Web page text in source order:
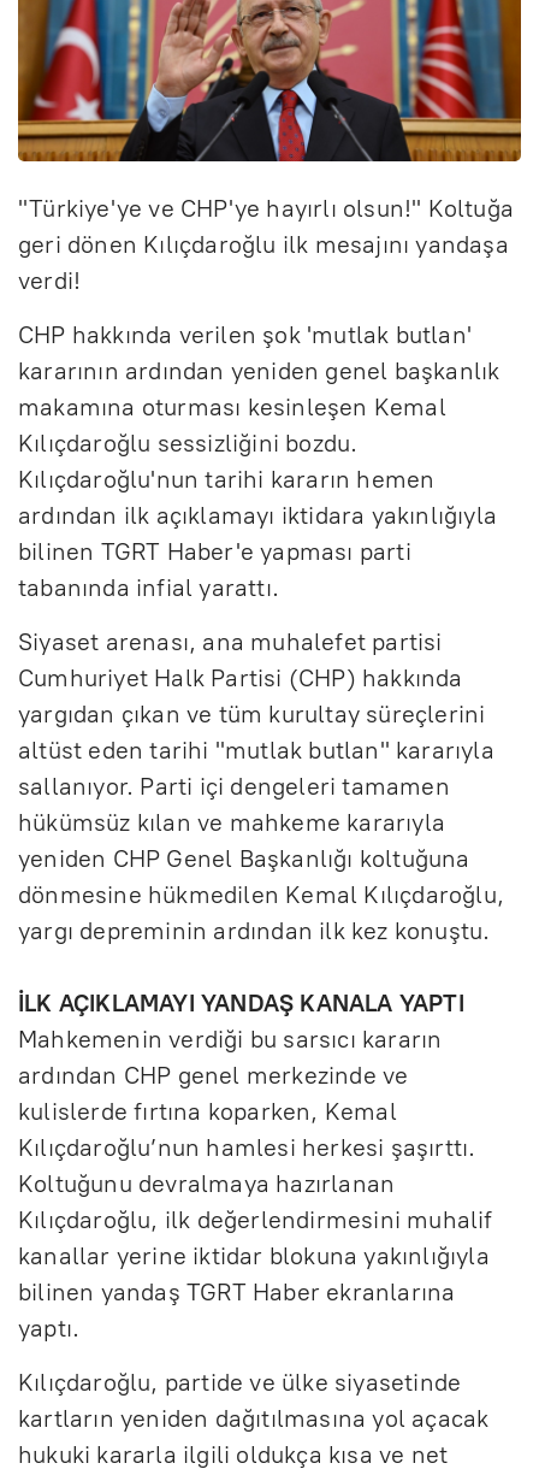
"Türkiye'ye ve CHP'ye hayırlı olsun!" Koltuğa
geri dönen Kılıçdaroğlu ilk mesajını yandaşa
verdi!
CHP hakkında verilen şok 'mutlak butlan'
kararının ardından yeniden genel başkanlık
makamına oturması kesinleşen Kemal
Kılıçdaroğlu sessizliğini bozdu.
Kılıçdaroğlu'nun tarihi kararın hemen
ardından ilk açıklamayı iktidara yakınlığıyla
bilinen TGRT Haber'e yapması parti
tabanında infial yarattı.
Siyaset arenası, ana muhalefet partisi
Cumhuriyet Halk Partisi (CHP) hakkında
yargıdan çıkan ve tüm kurultay süreçlerini
altüst eden tarihi "mutlak butlan" kararıyla
sallanıyor. Parti içi dengeleri tamamen
hükümsüz kılan ve mahkeme kararıyla
yeniden CHP Genel Başkanlığı koltuğuna
dönmesine hükmedilen Kemal Kılıçdaroğlu,
yargı depreminin ardından ilk kez konuştu.
İLK AÇIKLAMAYI YANDAŞ KANALA YAPTI
Mahkemenin verdiği bu sarsıcı kararın
ardından CHP genel merkezinde ve
kulislerde fırtına koparken, Kemal
Kılıçdaroğlu’nun hamlesi herkesi şaşırttı.
Koltuğunu devralmaya hazırlanan
Kılıçdaroğlu, ilk değerlendirmesini muhalif
kanallar yerine iktidar blokuna yakınlığıyla
bilinen yandaş TGRT Haber ekranlarına
yaptı.
Kılıçdaroğlu, partide ve ülke siyasetinde
kartların yeniden dağıtılmasına yol açacak
hukuki kararla ilgili oldukça kısa ve net